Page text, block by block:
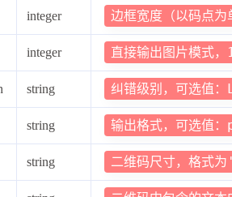
null ,
: "参数验证失败: data参数不能为
502,
"二维码生成失败: HTTP
integer 边框宽度（以码点
integer 直接输出图片模式，
string 纠错级别，可选值
string 输出格式，可选值
string 二维码尺寸，格